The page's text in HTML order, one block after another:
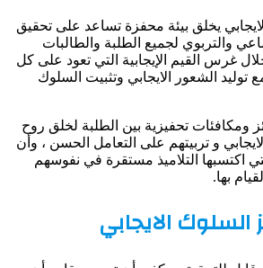
يخلق بيئة محفزة تساعد على تحقيق
والتربوي لجميع الطلبة والطالبات
غرس القيم الإيجابية التي تعود على كل
توليد الشعور الايجابي وتثبيت السلوك
ومكافئات تحفيزية بين الطلبة لخلق روح
و تربيتهم على التعامل الحسن ، وأن
اكتسبها التلاميذ مستقرة في نفوسهم
بها.
السلوك الايجابي